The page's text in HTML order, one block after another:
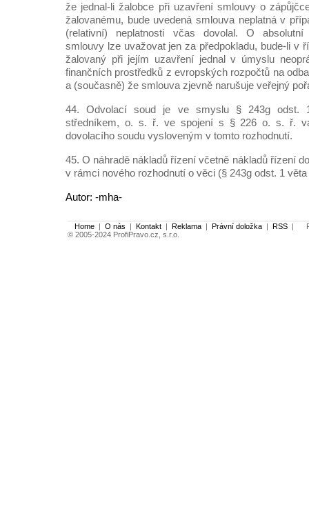
že jednal-li žalobce při uzavření smlouvy o
žalovanému, bude uvedená smlouva neplatná v
(relativní) neplatnosti včas dovolal. O absolutní
smlouvy lze uvažovat jen za předpokladu, bude-li v
žalovaný při jejím uzavření jednal v úmyslu
finančních prostředků z evropských rozpočtů na
a (současně) že smlouva zjevně narušuje veřejný
44. Odvolací soud je ve smyslu § 243g odst.
středníkem, o. s. ř. ve spojení s § 226 o. s. ř.
dovolacího soudu vysloveným v tomto rozhodnutí.
45. O náhradě nákladů řízení včetně nákladů řízení
v rámci nového rozhodnutí o věci (§ 243g odst. 1
Autor: -mha-
Home | O nás | Kontakt | Reklama | Právní doložka | RSS |
© 2005-2024 ProfiPravo.cz, s.r.o.